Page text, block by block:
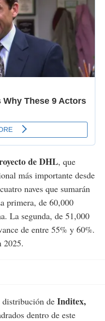
de DHL, que
más importante desde
naves que sumarán
primera, de 60,000
La segunda, de 51,000
de entre 55% y 60%.
2025.
distribución de Inditex,
dentro de este